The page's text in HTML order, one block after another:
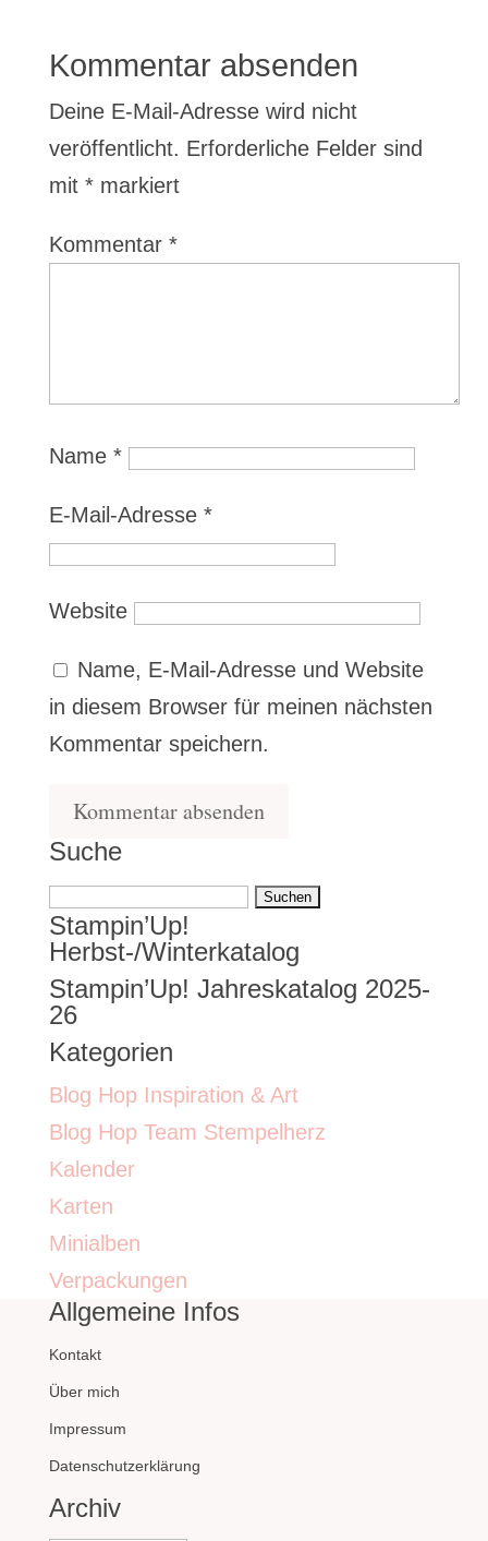
Kommentar absenden
Deine E-Mail-Adresse wird nicht
veröffentlicht. Erforderliche Felder sind
mit *markiert
Kommentar *
Name *
E-Mail-Adresse *
Website
Name, E-Mail-Adresse und Website
in diesem Browser für meinen nächsten
Kommentar speichern.
Suche
Suchen
nach:
Stampin’Up!
Herbst-/Winterkatalog
Stampin’Up! Jahreskatalog 2025-
26
Kategorien
Blog Hop Inspiration & Art
Blog Hop Team Stempelherz
Kalender
Karten
Minialben
Verpackungen
Allgemeine Infos
Kontakt
Über mich
Impressum
Datenschutzerklärung
Archiv